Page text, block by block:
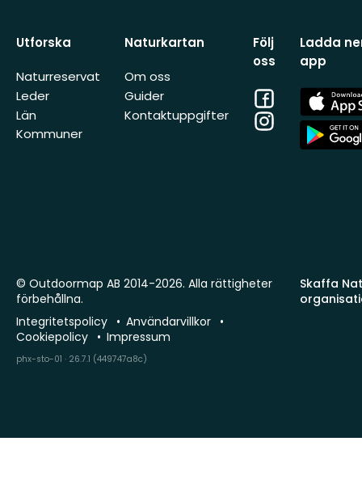
Utforska
Naturreservat
Leder
Län
Kommuner
Naturkartan
Om oss
Guider
Kontaktuppgifter
Följ
oss
Facebook
Instagram
Ladda
app
App
Store
App
Store
Skaffa
© Outdoormap AB 2014-2026. Alla rättigheter
förbehållna.
Integritetspolicy
Användarvillkor
Cookiepolicy
Impressum
phx-sto-01 · 26.7.1 (449747a8c)